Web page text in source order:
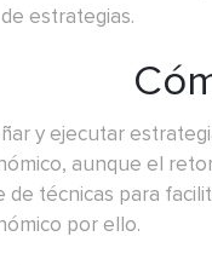
estrategias.
y ejecutar
aunque el
de técnicas para
por ello.